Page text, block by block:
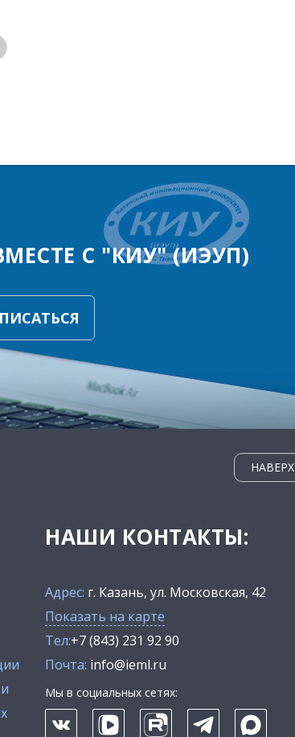
С "КИУ" (ИЭУП)
НАВЕРХ
НАШИ КОНТАКТЫ:
Адрес: г. Казань, ул. Московская, 42
Показать на карте
Тел:+7 (843) 231 92 90
Почта: info@ieml.ru
Мы в социальных сетях: